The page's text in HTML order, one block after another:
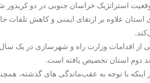
استراتژیک خراسان جنوبی در دو
استان علاوه بر ارتقای ایمنی و کاهش
دوم استان تخصیص یافته است.
اینکه با توجه به عقب‌ماندگی‌ های گذشته،